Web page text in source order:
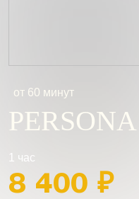
от 60 минут
PERSONA
1 час
8 400 ₽